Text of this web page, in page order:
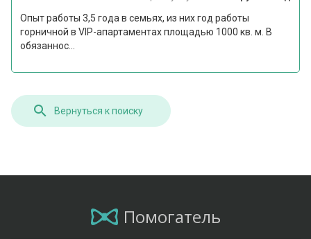
Опыт работы 3,5 года в семьях, из них год работы
горничной в VIР-апартаментах площадью 1000 кв. м. В
обязаннос...
Вернуться к поиску
Помогатель